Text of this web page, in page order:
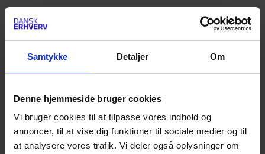
Samtykke Detaljer Om
Denne hjemmeside bruger cookies
Vi bruger cookies til at tilpasse vores indhold og
annoncer, til at vise dig funktioner til sociale medier og til
at analysere vores trafik. Vi deler også oplysninger om
Ifølge Dansk Erhverv er det afgørende, at
takstenheden får kompetence og ressourcer til
ikke kun at give vejledende udtalelser om
realitetsbehandle de sager, der kommer ind, og
træffe afgørelser.